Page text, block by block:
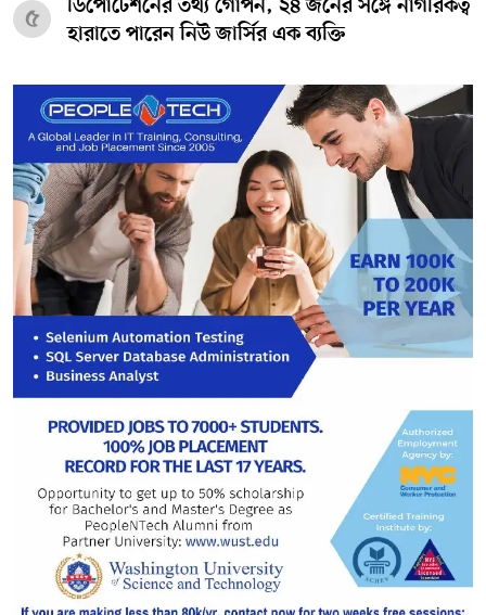
৫
ডিপোর্টেশনের তথ্য গোপন, ২৪ জনের সঙ্গে নাগরিকত্ব
হারাতে পারেন নিউ জার্সির এক ব্যক্তি